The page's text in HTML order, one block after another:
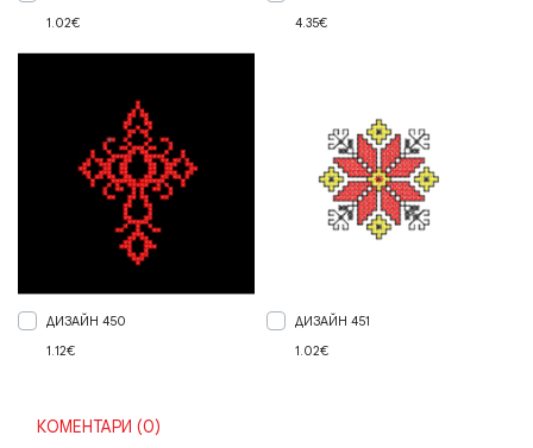
1.02€
4.35€
ДИЗАЙН 450
1.12€
ДИЗАЙН 451
1.02€
КОМЕНТАРИ (0)